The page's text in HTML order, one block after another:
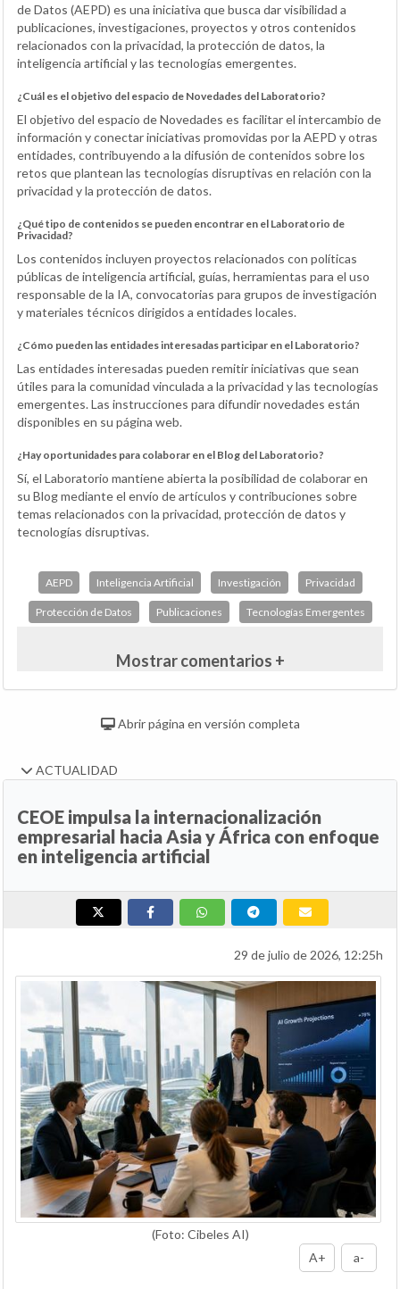
de Datos (AEPD) es una iniciativa que busca dar visibilidad a
publicaciones, investigaciones, proyectos y otros contenidos
relacionados con la privacidad, la protección de datos, la
inteligencia artificial y las tecnologías emergentes.
¿Cuál es el objetivo del espacio de Novedades del Laboratorio?
El objetivo del espacio de Novedades es facilitar el intercambio de
información y conectar iniciativas promovidas por la AEPD y otras
entidades, contribuyendo a la difusión de contenidos sobre los
retos que plantean las tecnologías disruptivas en relación con la
privacidad y la protección de datos.
¿Qué tipo de contenidos se pueden encontrar en el Laboratorio de
Privacidad?
Los contenidos incluyen proyectos relacionados con políticas
públicas de inteligencia artificial, guías, herramientas para el uso
responsable de la IA, convocatorias para grupos de investigación
y materiales técnicos dirigidos a entidades locales.
¿Cómo pueden las entidades interesadas participar en el Laboratorio?
Las entidades interesadas pueden remitir iniciativas que sean
útiles para la comunidad vinculada a la privacidad y las tecnologías
emergentes. Las instrucciones para difundir novedades están
disponibles en su página web.
¿Hay oportunidades para colaborar en el Blog del Laboratorio?
Sí, el Laboratorio mantiene abierta la posibilidad de colaborar en
su Blog mediante el envío de artículos y contribuciones sobre
temas relacionados con la privacidad, protección de datos y
tecnologías disruptivas.
AEPD Inteligencia Artificial Investigación Privacidad
Protección de Datos Publicaciones Tecnologías Emergentes
Mostrar comentarios +
Abrir página en versión completa
ACTUALIDAD
CEOE impulsa la internacionalización
empresarial hacia Asia y África con enfoque
en inteligencia artificial
29 de julio de 2026, 12:25h
(Foto: Cibeles AI)
A+
a-